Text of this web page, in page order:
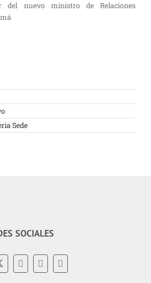
del nuevo ministro de Relaciones
Sede
SOCIALES